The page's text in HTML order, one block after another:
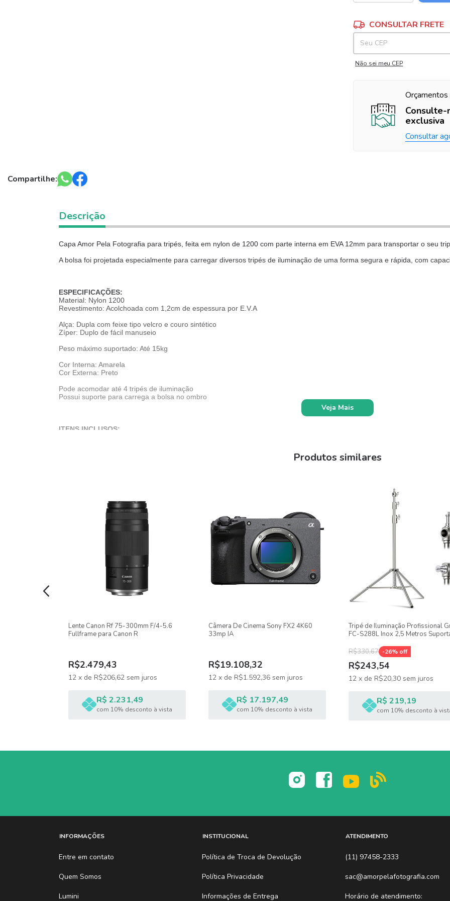
Entregas para o CEP:
CONSULTAR FRETE
Não sei meu CEP
Orçamentos
Consulte-
exclusiva
Consultar
Compartilhe:
Descrição
Capa Amor Pela Fotografia para tripés, feita em nylon de 1200 com parte interna em EVA 12mm para transportar o seu
A bolsa foi projetada especialmente para carregar diversos tripés de iluminação de uma forma segura e rápida, com
ESPECIFICAÇÕES:
Material: Nylon 1200
Revestimento: Acolchoada com 1,2cm de espessura por E.V.A
Alça: Dupla com feixe tipo velcro e couro sintético
Zíper: Duplo de fácil manuseio
Peso máximo suportado: Até 15kg
Cor Interna: Amarela
Cor Externa: Preto
Pode acomodar até 4 tripés de iluminação
Possui suporte para carrega a bolsa no ombro
ITENS INCLUSOS:
Características:
Modelo: APF95CM
Veja Mais
Produtos similares
Lente Canon Rf 75-300mm F/4-5.6
Fullframe para Canon R
R$2.479,43
12 x de R$206,62 sem juros
R$ 2.231,49
com 10% desconto à vista
Câmera De Cinema Sony FX2 4K60
33mp IA
R$19.108,32
12 x de R$1.592,36 sem juros
R$ 17.197,49
com 10% desconto à vista
Tripé de Iluminação Profissional
FC-S288L Inox 2,5 Metros
R$330,67 -26% off
R$243,54
12 x de R$20,30 sem juros
R$ 219,19
com 10% desconto à
INFORMAÇÕES
Entre em contato
Quem Somos
Lumini
INSTITUCIONAL
Política de Troca de Devolução
Política Privacidade
Informações de Entrega
ATENDIMENTO
(11) 97458-2333
sac@amorpelafotografia.com
Horário de atendimento: